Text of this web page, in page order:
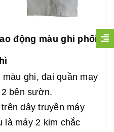
động màu ghi phối
ghi, đai quần may
bên sườn.
dây truyền máy
là máy 2 kim chắc